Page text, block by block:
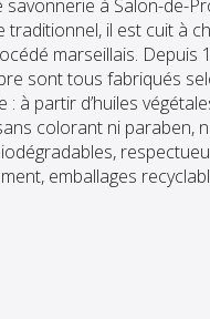
savonnerie à Salon-de-
traditionnel, il est cuit à
marseillais. Depuis
sont tous fabriqués
: à partir d’huiles
colorant ni paraben,
emballages